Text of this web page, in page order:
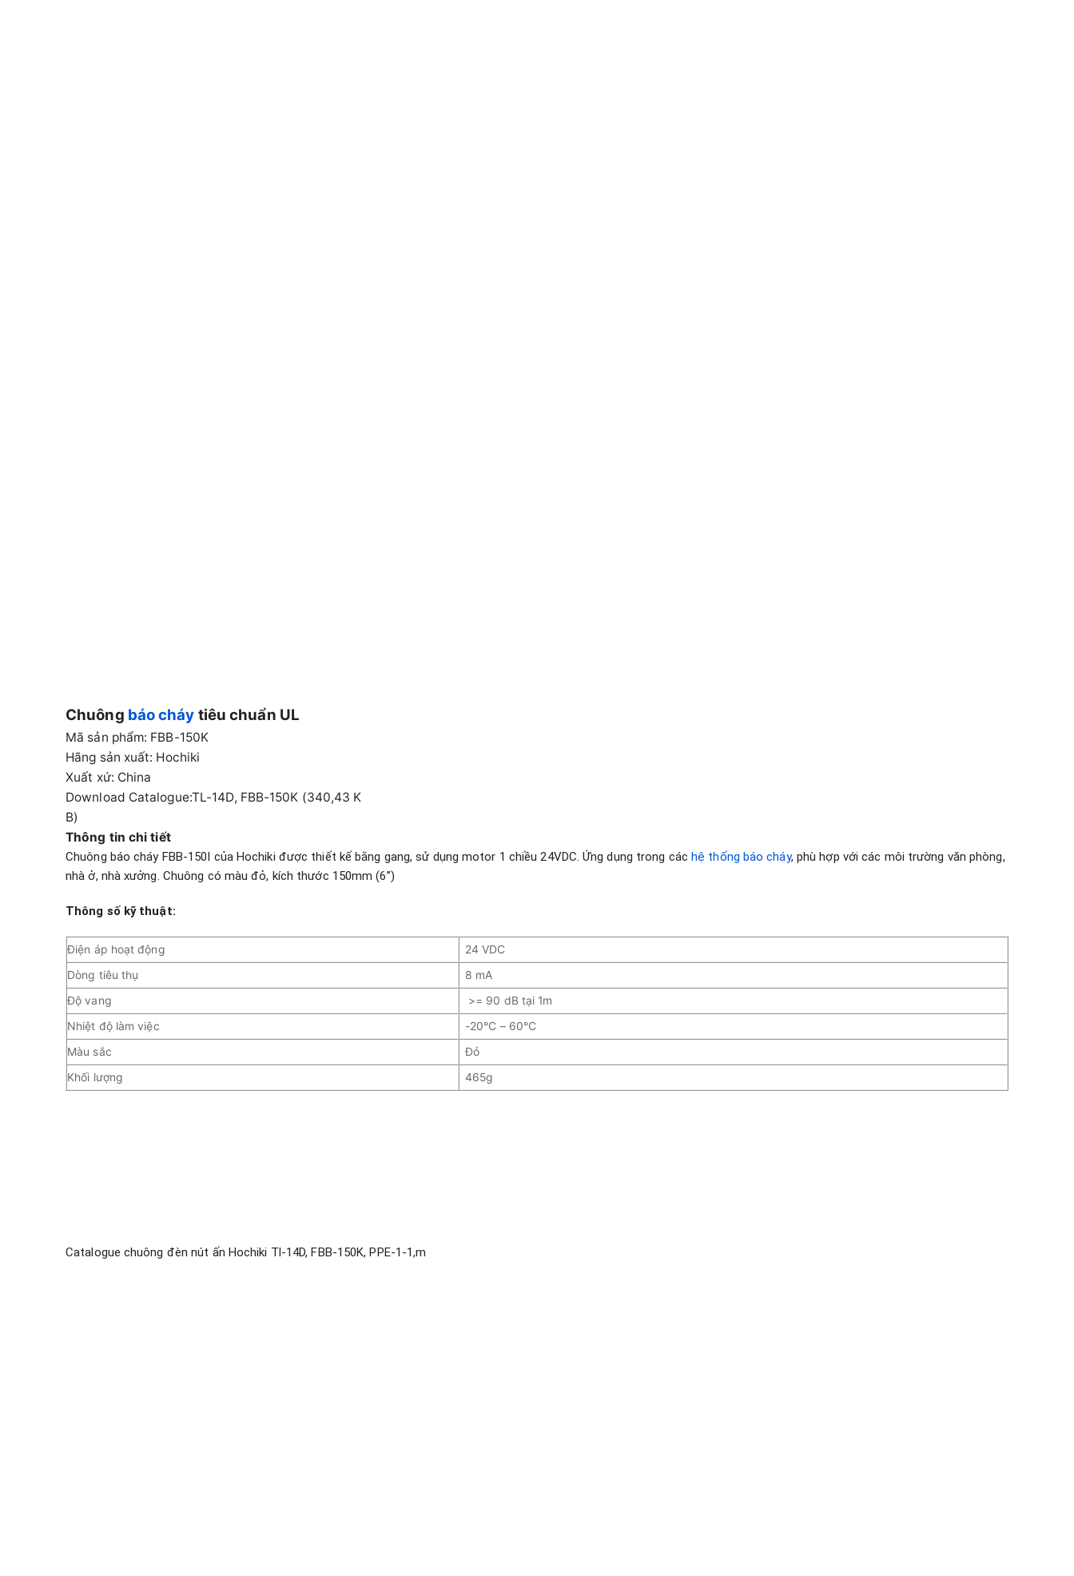
Chuông báo cháy tiêu chuẩn UL
Mã sản phẩm: FBB-150K
Hãng sản xuất: Hochiki
Xuất xứ: China
Download Catalogue:TL-14D, FBB-150K (340,43 K
B)
Thông tin chi tiết
Chuông báo cháy FBB-150I của Hochiki được thiết kế bằng gang, sử dụng motor 1 chiều 24VDC. Ứng dụng trong các hệ thống báo cháy, phù hợp với các môi trường văn phòng,
nhà ở, nhà xưởng. Chuông có màu đỏ, kích thước 150mm (6”)
Thông số kỹ thuật:
Điện áp hoạt động
24 VDC
Dòng tiêu thụ
8 mA
Độ vang
>= 90 dB tại 1m
Nhiệt độ làm việc
-20°C – 60°C
Màu sắc
Đỏ
Khối lượng
465g
Catalogue chuông đèn nút ấn Hochiki Tl-14D, FBB-150K, PPE-1-1,m